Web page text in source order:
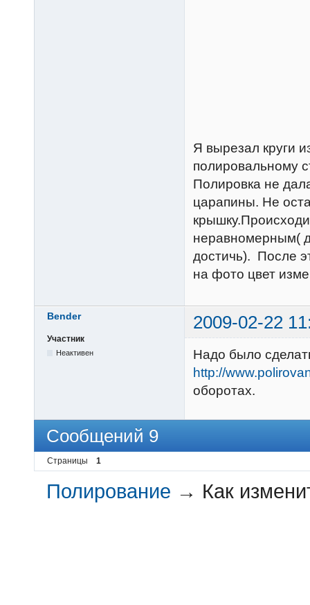
Я вырезал круги
полировальному
Полировка не
царапины. Не
неравномерным(
достичь). После
на фото цвет
Bender 2009-02-22
Участник
Неактивен
Надо было
http://
оборотах.
Сообщений 9
Страницы 1
Полирование → Как